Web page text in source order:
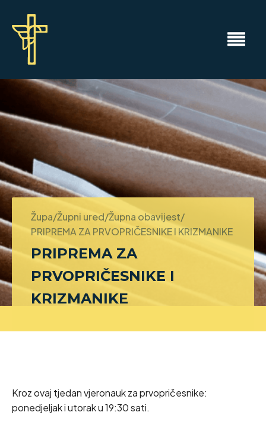
Župa/Župni ured/Župna obavijest/
PRIPREMA ZA PRVOPRIČESNIKE I KRIZMANIKE
PRIPREMA ZA
PRVOPRIČESNIKE I
KRIZMANIKE
Kroz ovaj tjedan vjeronauk za prvopričesnike:
ponedjeljak i utorak u 19:30 sati.